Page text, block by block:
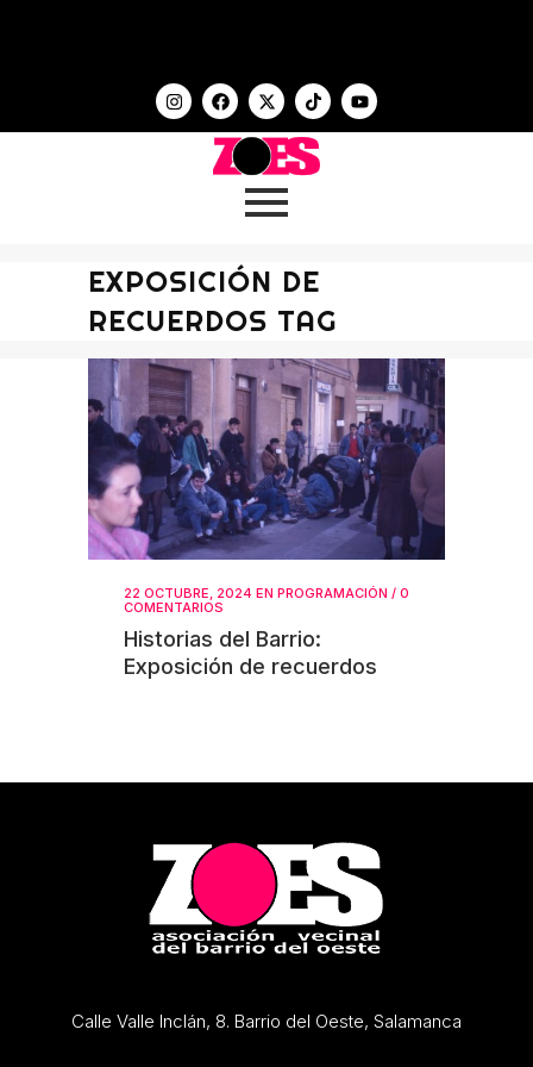
EXPOSICIÓN DE
RECUERDOS TAG
22 OCTUBRE, 2024 EN PROGRAMACIÓN / 0
COMENTARIOS
Historias del Barrio:
Exposición de recuerdos
Calle Valle Inclán, 8. Barrio del Oeste, Salamanca